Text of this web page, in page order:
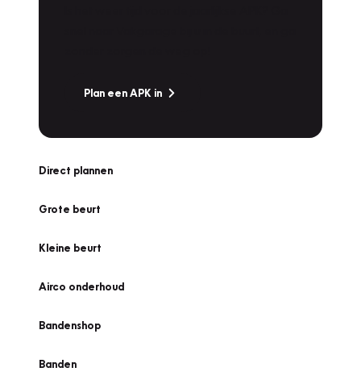
Plan een APK in
Direct plannen
Grote beurt
Kleine beurt
Airco onderhoud
Bandenshop
Banden